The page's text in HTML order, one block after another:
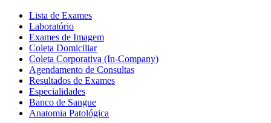
Lista de Exames
Laboratório
Exames de Imagem
Coleta Domiciliar
Coleta Corporativa (In-Company)
Agendamento de Consultas
Resultados de Exames
Especialidades
Banco de Sangue
Anatomia Patológica